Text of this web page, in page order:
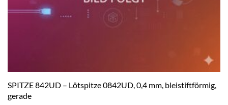
SPITZE 842UD – Lötspitze 0842UD, 0,4 mm, bleistiftförmig,
gerade